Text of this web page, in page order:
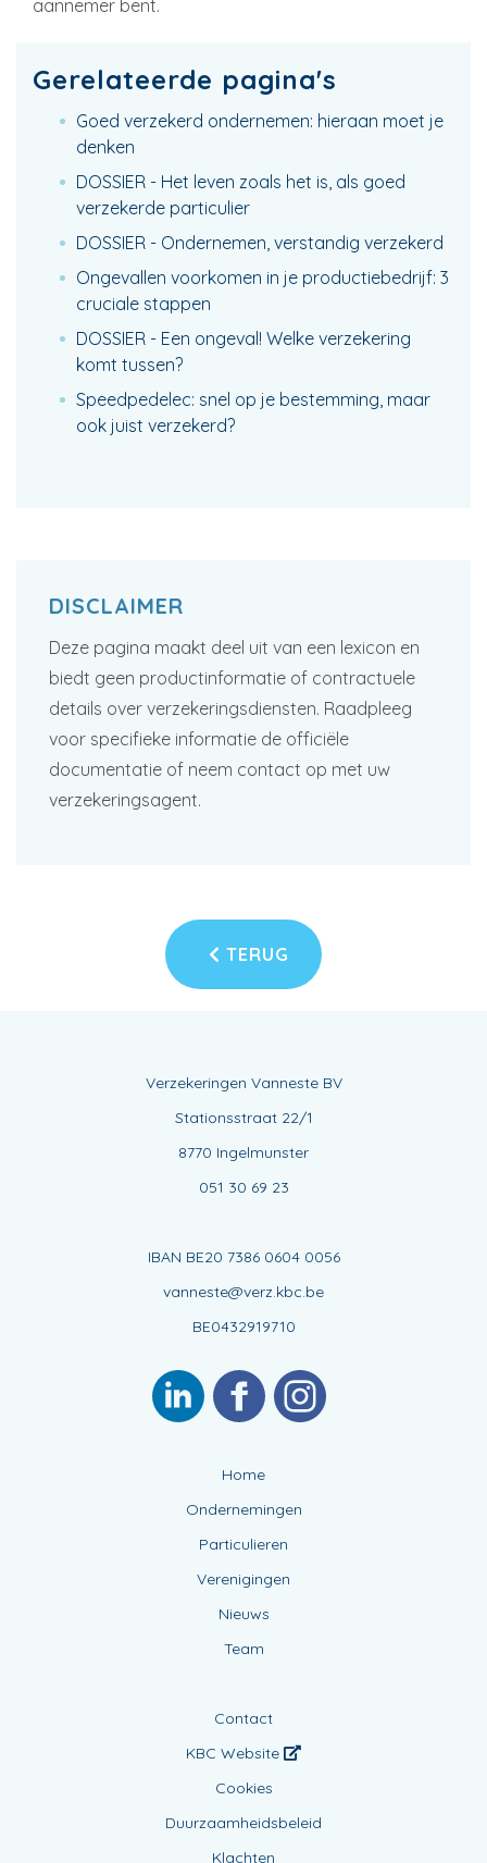
aannemer bent.
Gerelateerde pagina's
Goed verzekerd ondernemen: hieraan moet je
denken
DOSSIER - Het leven zoals het is, als goed
verzekerde particulier
DOSSIER - Ondernemen, verstandig verzekerd
Ongevallen voorkomen in je productiebedrijf: 3
cruciale stappen
DOSSIER - Een ongeval! Welke verzekering
komt tussen?
Speedpedelec: snel op je bestemming, maar
ook juist verzekerd?
DISCLAIMER
Deze pagina maakt deel uit van een lexicon en
biedt geen productinformatie of contractuele
details over verzekeringsdiensten. Raadpleeg
voor specifieke informatie de officiële
documentatie of neem contact op met uw
verzekeringsagent.
TERUG
Verzekeringen Vanneste BV
Stationsstraat 22/1
8770 Ingelmunster
051 30 69 23
IBAN BE20 7386 0604 0056
vanneste@verz.kbc.be
BE0432919710
Home
Ondernemingen
Particulieren
Verenigingen
Nieuws
Team
Contact
KBC Website
Cookies
Duurzaamheidsbeleid
Klachten